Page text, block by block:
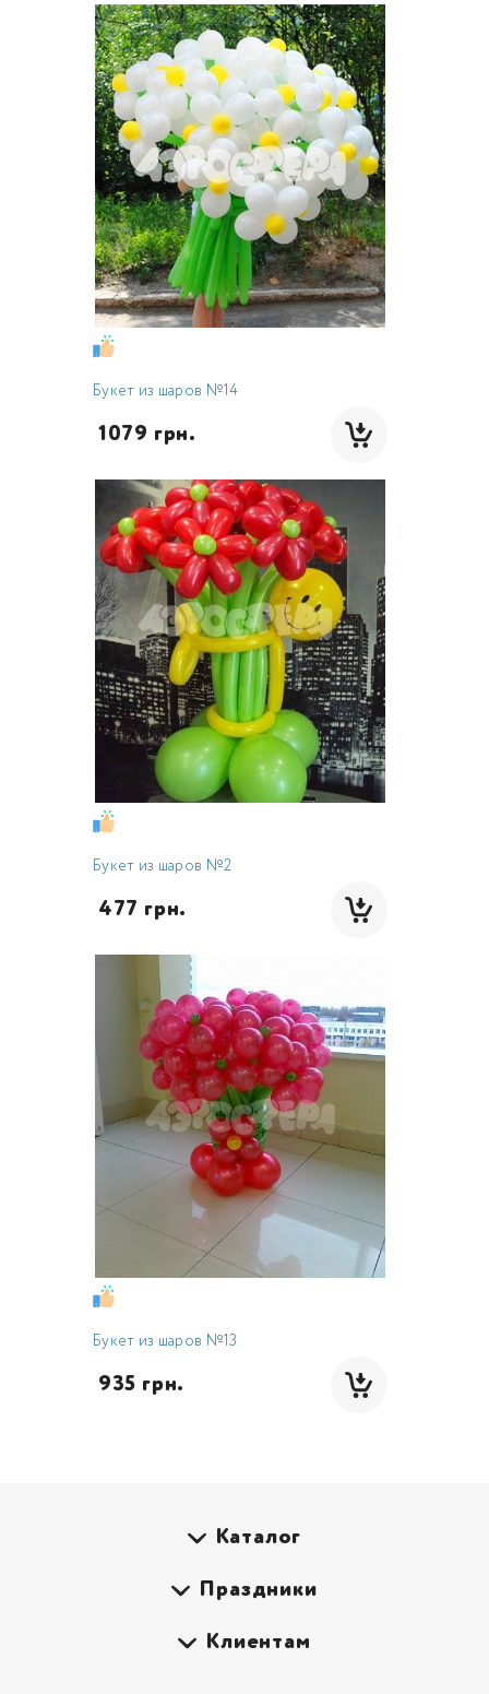
Букет из шаров №14
1079 грн.
Букет из шаров №2
477 грн.
Букет из шаров №13
935 грн.
Каталог
Праздники
Клиентам